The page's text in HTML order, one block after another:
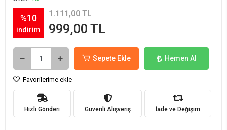
%10
indirim
1.111,00 TL
999,00 TL
Sepete Ekle Hemen Al
Favorilerime ekle
Hızlı Gönderi Güvenli Alışveriş İade ve Değişim